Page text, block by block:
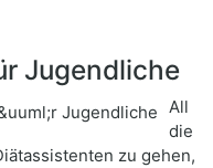
Jugendliche
All
die
zu gehen,